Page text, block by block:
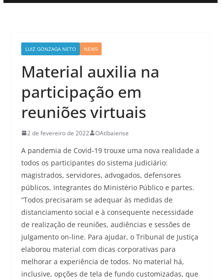
LUIZ GONZAGA NETO NEWS
Material auxilia na
participação em
reuniões virtuais
2 de fevereiro de 2022 OAtibaiense
A pandemia de Covid-19 trouxe uma nova realidade a
todos os participantes do sistema judiciário:
magistrados, servidores, advogados, defensores
públicos, integrantes do Ministério Público e partes.
“Todos precisaram se adequar às medidas de
distanciamento social e à consequente necessidade
de realização de reuniões, audiências e sessões de
julgamento on-line. Para ajudar, o Tribunal de Justiça
elaborou material com dicas corporativas para
melhorar a experiência de todos. No material há,
inclusive, opções de tela de fundo customizadas, que